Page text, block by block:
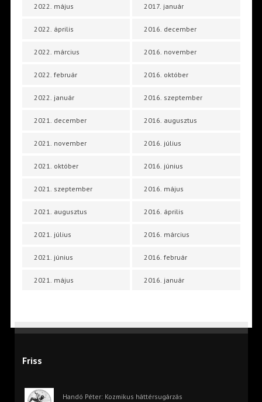
2022. május
2022. április
2022. március
2022. február
2022. január
2021. december
2021. november
2021. október
2021. szeptember
2021. augusztus
2021. július
2021. június
2021. május
2017. január
2016. december
2016. november
2016. október
2016. szeptember
2016. augusztus
2016. július
2016. június
2016. május
2016. április
2016. március
2016. február
2016. január
Friss
Handó Péter: Kozmikus háttérsugárzás